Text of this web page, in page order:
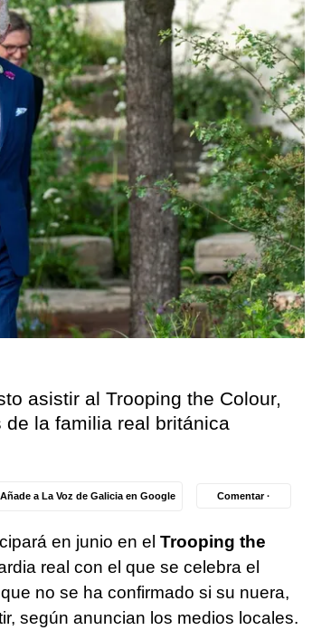
asistir al Trooping the Colour,
la familia real británica
Añade a La Voz de Galicia en Google Comentar ·
en junio en el Trooping the
real con el que se celebra el
no se ha confirmado si su nuera,
según anuncian los medios locales.